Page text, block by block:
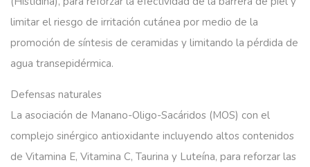
limitar el riesgo de irritación cutánea por medio de la
promoción de síntesis de ceramidas y limitando la pérdida de
agua transepidérmica.
Defensas naturales
La asociación de Manano-Oligo-Sacáridos (MOS) con el
complejo sinérgico antioxidante incluyendo altos contenidos
de Vitamina E, Vitamina C, Taurina y Luteína, para reforzar las